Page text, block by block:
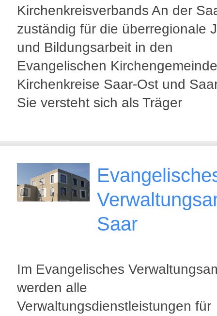
Kirchenkreisverbands An der
zuständig für die überregionale
und Bildungsarbeit in den
Evangelischen
Kirchenkreise Saar-Ost und
Sie versteht sich als Träger
Saar
Im Evangelisches
werden alle
Verwaltungsdienstleistungen für